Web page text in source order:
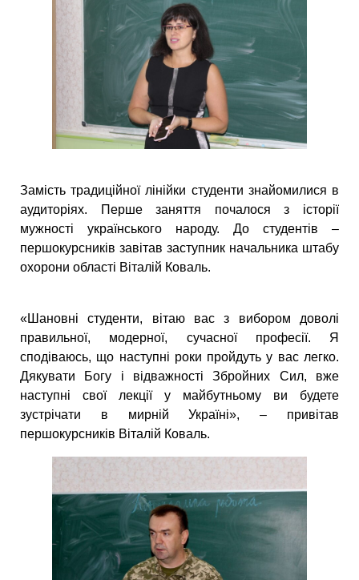
Замість традиційної лінійки студенти знайомилися в
аудиторіях. Перше заняття почалося з історії
мужності українського народу. До студентів –
першокурсників завітав заступник начальника штабу
охорони області Віталій Коваль.
«Шановні студенти, вітаю вас з вибором доволі
правильної, модерної, сучасної професії. Я
сподіваюсь, що наступні роки пройдуть у вас легко.
Дякувати Богу і відважності Збройних Сил, вже
наступні свої лекції у майбутньому ви будете
зустрічати в мирній Україні», – привітав
першокурсників Віталій Коваль.